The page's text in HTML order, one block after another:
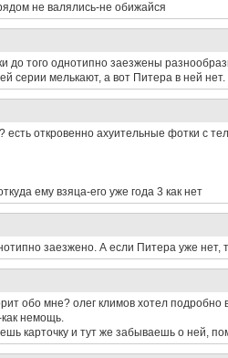
не валялись-не обижайся
до того однотипно заезжены
серии мелькают, а вот Питера в ней нет.
есть откровенно ахуительные фотки с
ему взяца-его уже года 3 как нет
заезжено. А если Питера уже нет,
обо мне? олег климов хотел
немощь.
карточку и тут же забываешь о ней,